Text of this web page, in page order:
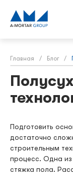
Главная / Блог /
Подготовить
достаточно
строительным
процесс. Одна
стяжка пола.